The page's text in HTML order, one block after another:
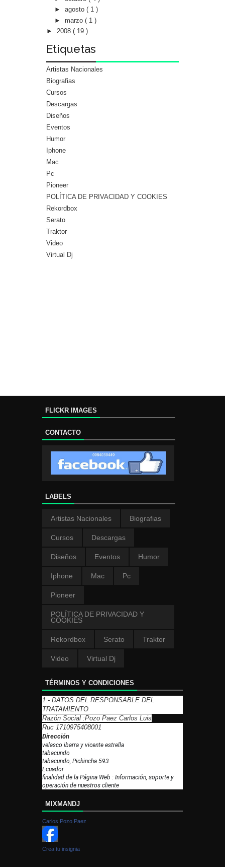
► agosto ( 1 )
► marzo ( 1 )
► 2008 ( 19 )
Etiquetas
Artistas Nacionales
Biografias
Cursos
Descargas
Diseños
Eventos
Humor
Iphone
Mac
Pc
Pioneer
POLÍTICA DE PRIVACIDAD Y COOKIES
Rekordbox
Serato
Traktor
Video
Virtual Dj
FLICKR IMAGES
CONTACTO
LABELS
Artistas Nacionales Biografias
Cursos Descargas
Diseños Eventos Humor
Iphone Mac Pc
Pioneer
POLÍTICA DE PRIVACIDAD Y
COOKIES
Rekordbox Serato Traktor
Video Virtual Dj
TÉRMINOS Y CONDICIONES
1.- DATOS DEL RESPONSABLE DEL
TRATAMIENTO
Razón Social :Pozo Paez Carlos Luis
Ruc 1710975408001
Dirección
velasco ibarra y vicente estrella
tabacundo
tabacundo, Pichincha 593
Ecuador
finalidad de la Página Web : Información, soporte y
operación de nuestros cliente
MIXMANDJ
Carlos Pozo Paez
Crea tu insignia